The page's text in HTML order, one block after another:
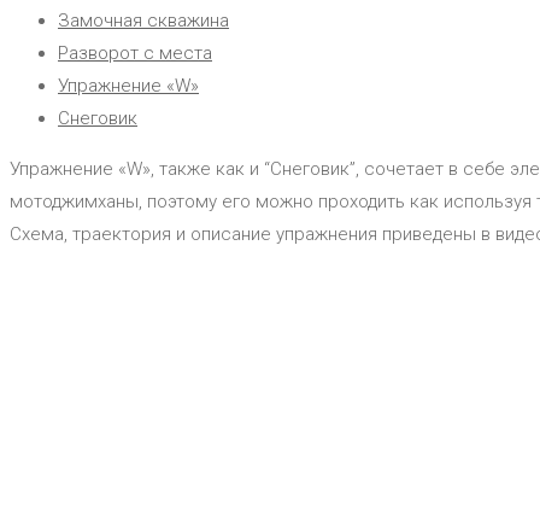
Замочная скважина
Разворот с места
Упражнение «W»
Снеговик
Упражнение «W», также как и “Снеговик”, сочетает в себе
мотоджимханы, поэтому его можно проходить как
Схема, траектория и описание упражнения приведены в